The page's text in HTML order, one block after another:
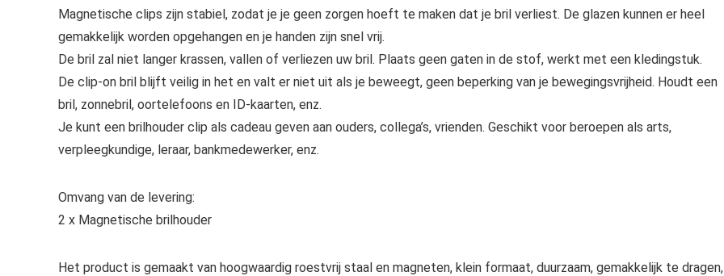
Magnetische clips zijn stabiel, zodat je je geen zorgen hoeft te maken dat je bril verliest. De glazen kunnen er heel
gemakkelijk worden opgehangen en je handen zijn snel vrij.
De bril zal niet langer krassen, vallen of verliezen uw bril. Plaats geen gaten in de stof, werkt met een kledingstuk.
De clip-on bril blijft veilig in het en valt er niet uit als je beweegt, geen beperking van je bewegingsvrijheid. Houdt een
bril, zonnebril, oortelefoons en ID-kaarten, enz.
Je kunt een brilhouder clip als cadeau geven aan ouders, collega’s, vrienden. Geschikt voor beroepen als arts,
verpleegkundige, leraar, bankmedewerker, enz.
Omvang van de levering:
2 x Magnetische brilhouder
Het product is gemaakt van hoogwaardig roestvrij staal en magneten, klein formaat, duurzaam, gemakkelijk te dragen,